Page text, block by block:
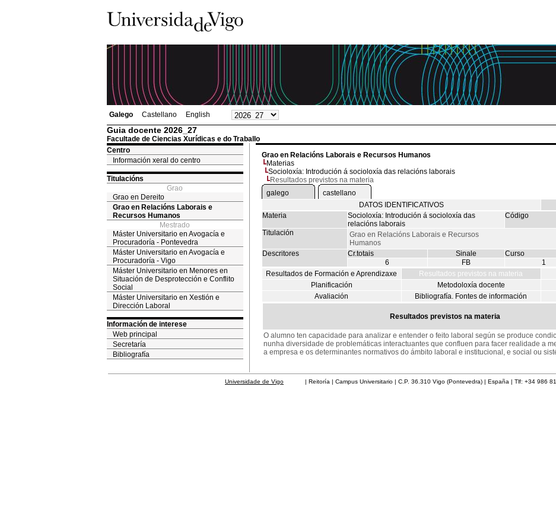
Galego Castellano English
Guia docente 2026_27
Facultade de Ciencias Xurídicas e do Traballo
Centro
Información xeral do centro
Titulacións
Grao
Grao en Dereito
Grao en Relacións Laborais e
Recursos Humanos
Mestrado
Máster Universitario en Avogacía e
Procuradoría - Pontevedra
Máster Universitario en Avogacía e
Procuradoría - Vigo
Máster Universitario en Menores en
Situación de Desprotección e Conflito
Social
Máster Universitario en Xestión e
Dirección Laboral
Información de interese
Web principal
Secretaría
Bibliografía
Grao en Relacións Laborais e Recursos Humanos
Materias
Socioloxía: Introdución á socioloxía das relacións laborais
Resultados previstos na materia
galego
castellano
DATOS IDENTIFICATIVOS
Materia
Socioloxía: Introdución á socioloxía das
relacións laborais
Código
Titulación
Grao en Relacións Laborais e Recursos
Humanos
Descritores
Cr.totais Sinale Curso
6
FB 1
Resultados de Formación e Aprendizaxe
Resultados previstos na materia
Planificación
Metodoloxía docente
Avaliación
Bibliografía. Fontes de información
Resultados previstos na materia
O alumno ten capacidade para analizar e entender o feito laboral según se produce
nunha diversidade de problemáticas interactuantes que confluen para facer realidade a
a empresa e os determinantes normativos do ámbito laboral e institucional, e social ou
Universidade de Vigo | Reitoría | Campus Universitario | C.P. 36.310 Vigo (Pontevedra) | España | Tlf: +34 986